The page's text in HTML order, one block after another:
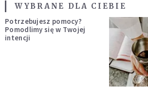
WYBRANE DLA CIEBIE
Potrzebujesz pomocy?
Pomodlimy się w Twojej
intencji